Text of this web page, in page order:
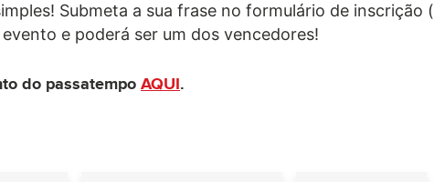
Submeta a sua frase no formulário de inscrição (
e poderá ser um dos vencedores!
do passatempo AQUI.